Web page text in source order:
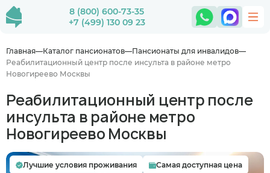
8 (800) 600-73-35
+7 (499) 130 09 23
Главная Каталог пансионатов
Пансионаты для инвалидов
Реабилитационный центр после инсульта в районе метро
Новогиреево Москвы
Реабилитационный центр после
инсульта в районе метро
Новогиреево Москвы
Лучшие условия проживания Самая доступная цена